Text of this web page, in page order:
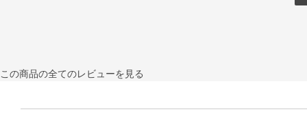
この商品の全てのレビューを見る